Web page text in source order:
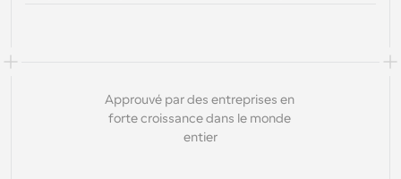
Approuvé par des entreprises en
forte croissance dans le monde
entier